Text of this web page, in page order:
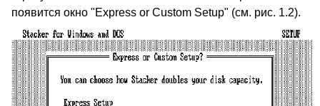
появится окно "Express or Custom Setup" (см. рис. 1.2).